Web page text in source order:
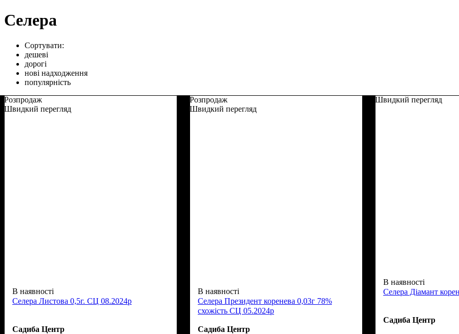
Селера
Сортувати:
дешеві
дорогі
нові надходження
популярність
Розпродаж
Швидкий перегляд
В наявності
Селера Листова 0,5г. СЦ 08.2024р
Садиба Центр
Розпродаж
Швидкий перегляд
В наявності
Селера Президент коренева 0,03г 78%
схожість СЦ 05.2024р
Садиба Центр
Швидкий перегляд
В наявності
Селера Діамант
Садиба Центр